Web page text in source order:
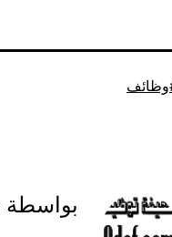
وظائف